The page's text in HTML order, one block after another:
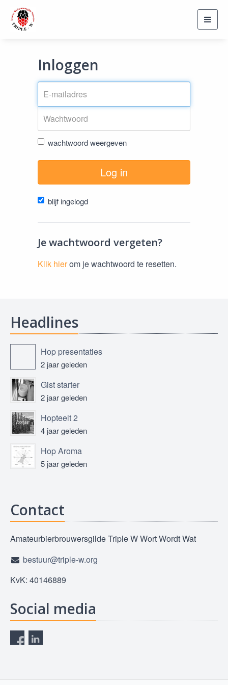
Inloggen
wachtwoord weergeven
Log in
blijf ingelogd
Je wachtwoord vergeten?
Klik hierom je wachtwoord te resetten.
Headlines
Hop presentaties
2 jaar geleden
Gist starter
2 jaar geleden
Hopteelt 2
4 jaar geleden
Hop Aroma
5 jaar geleden
Contact
Amateurbierbrouwersgilde Triple W Wort Wordt Wat
bestuur@triple-w.org
KvK: 40146889
Social media